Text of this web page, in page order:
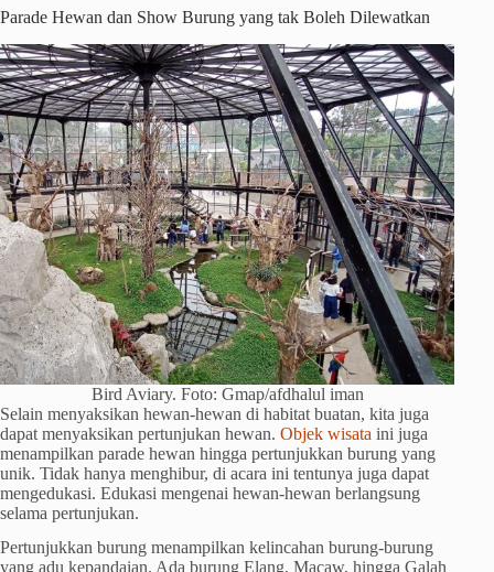
Parade Hewan dan Show Burung yang tak Boleh Dilewatkan
Bird Aviary. Foto: Gmap/afdhalul iman
Selain menyaksikan hewan-hewan di habitat buatan, kita juga
dapat menyaksikan pertunjukan hewan. Objek wisata ini juga
menampilkan parade hewan hingga pertunjukkan burung yang
unik. Tidak hanya menghibur, di acara ini tentunya juga dapat
mengedukasi. Edukasi mengenai hewan-hewan berlangsung
selama pertunjukan.
Pertunjukkan burung menampilkan kelincahan burung-burung
yang adu kepandaian. Ada burung Elang, Macaw, hingga Galah